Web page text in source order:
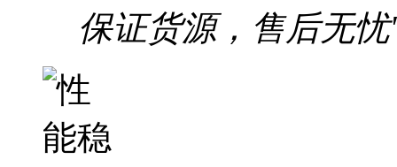
保证货源，售后无